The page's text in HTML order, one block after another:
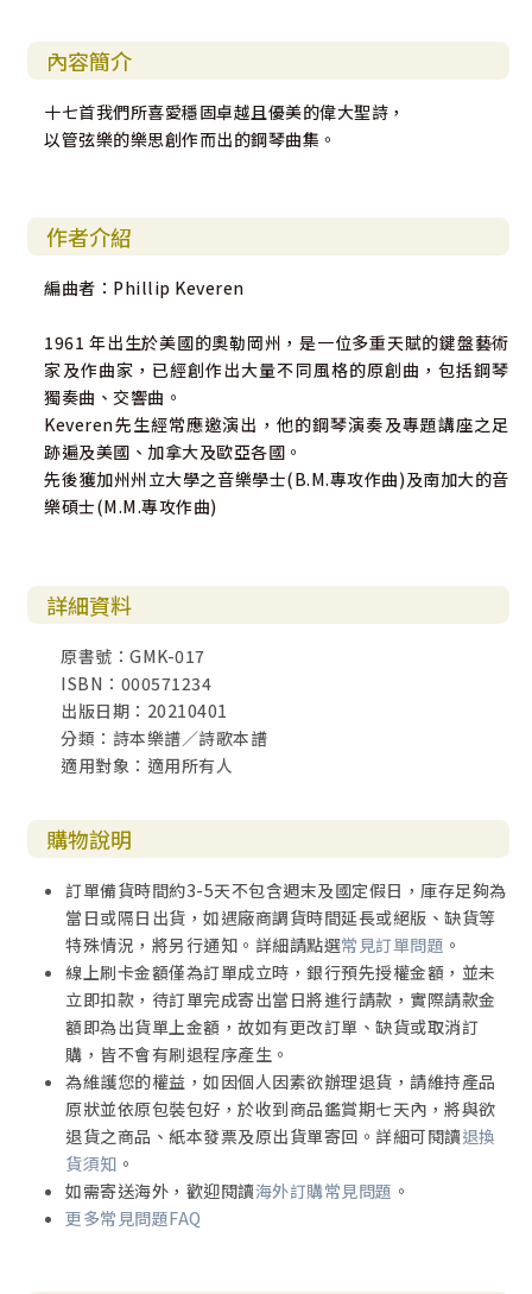
內容簡介
十七首我們所喜愛穩固卓越且優美的偉大聖詩，
以管弦樂的樂思創作而出的鋼琴曲集。
作者介紹
編曲者：Phillip Keveren
1961 年出生於美國的奧勒岡州，是一位多重天賦的鍵盤藝術
家及作曲家，已經創作出大量不同風格的原創曲，包括鋼琴
獨奏曲、交響曲。
Keveren先生經常應邀演出，他的鋼琴演奏及專題講座之足
跡遍及美國、加拿大及歐亞各國。
先後獲加州州立大學之音樂學士(B.M.專攻作曲)及南加大的音
樂碩士(M.M.專攻作曲)
詳細資料
原書號：GMK-017
ISBN：000571234
出版日期：20210401
分類：詩本樂譜／詩歌本譜
適用對象：適用所有人
購物說明
訂單備貨時間約3-5天不包含週末及國定假日，庫存足夠為
當日或隔日出貨，如遇廠商調貨時間延長或絕版、缺貨等
特殊情況，將另行通知。詳細請點選常見訂單問題 。
線上刷卡金額僅為訂單成立時，銀行預先授權金額，並未
立即扣款，待訂單完成寄出當日將進行請款，實際請款金
額即為出貨單上金額，故如有更改訂單、缺貨或取消訂
購，皆不會有刷退程序產生。
為維護您的權益，如因個人因素欲辦理退貨，請維持產品
原狀並依原包裝包好，於收到商品鑑賞期七天內，將與欲
退貨之商品、紙本發票及原出貨單寄回。詳細可閱讀退換
貨須知 。
如需寄送海外，歡迎閱讀海外訂購常見問題 。
更多常見問題FAQ